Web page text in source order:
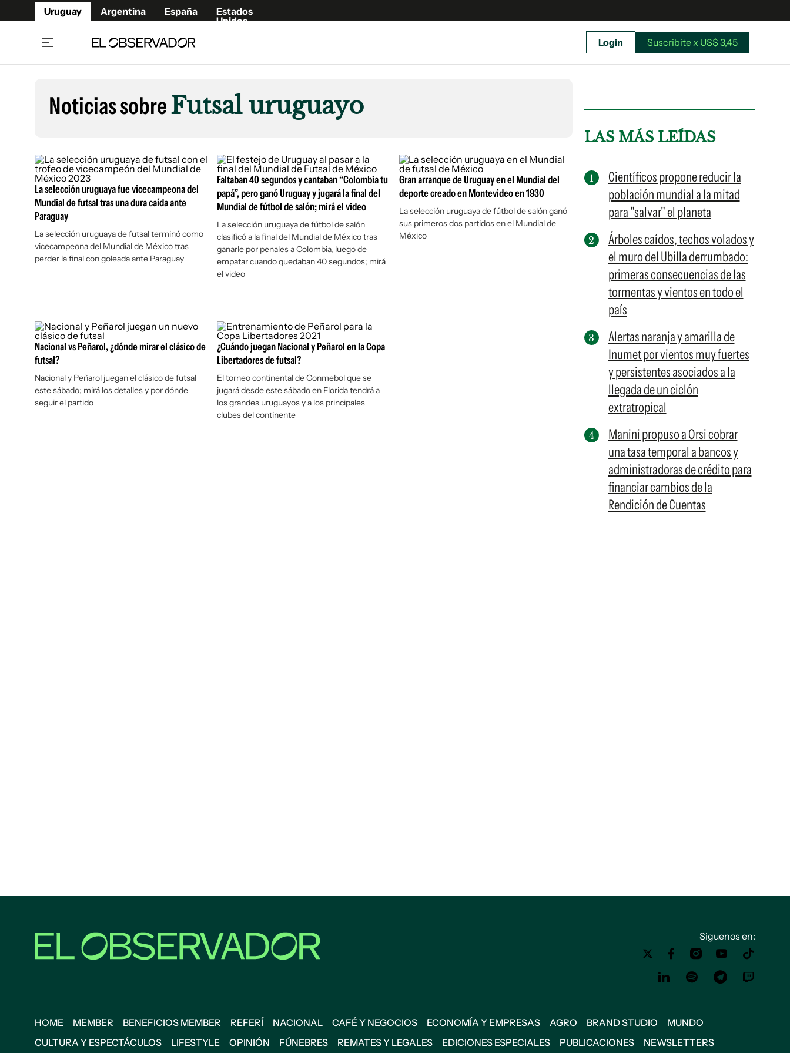
Uruguay Argentina España
Estados
Unidos
Beneficios Member
Café y Negocios
Economía y Empresas
Agro
Brand Studio
Mundo
Cultura y Espectáculos
Fúnebres
Publicaciones
Newsletters
Argentina
Estados Unidos
Suscribite x US$ 3,45
Login Suscribite x US$ 3,45
Noticias sobreFutsal uruguayo
La selección uruguaya fue vicecampeona del
Mundial de futsal tras una dura caída ante
Paraguay
La selección uruguaya de futsal terminó como
vicecampeona del Mundial de México tras
perder la final con goleada ante Paraguay
Faltaban 40 segundos y cantaban “Colombia tu
papá”, pero ganó Uruguay y jugará la final del
Mundial de fútbol de salón; mirá el video
La selección uruguaya de fútbol de salón
clasificó a la final del Mundial de México tras
ganarle por penales a Colombia, luego de
empatar cuando quedaban 40 segundos; mirá
el video
Gran arranque de Uruguay en el Mundial del
deporte creado en Montevideo en 1930
La selección uruguaya de fútbol de salón ganó
sus primeros dos partidos en el Mundial de
México
Nacional vs Peñarol, ¿dónde mirar el clásico de
futsal?
Nacional y Peñarol juegan el clásico de futsal
este sábado; mirá los detalles y por dónde
seguir el partido
¿Cuándo juegan Nacional y Peñarol en la Copa
Libertadores de futsal?
El torneo continental de Conmebol que se
jugará desde este sábado en Florida tendrá a
los grandes uruguayos y a los principales
clubes del continente
LAS MÁS LEÍDAS
Científicos propone reducir la
población mundial a la mitad
para "salvar" el planeta
Árboles caídos, techos volados y
el muro del Ubilla derrumbado:
primeras consecuencias de las
tormentas y vientos en todo el
país
Alertas naranja y amarilla de
Inumet por vientos muy fuertes
y persistentes asociados a la
llegada de un ciclón
extratropical
Manini propuso a Orsi cobrar
una tasa temporal a bancos y
administradoras de crédito para
financiar cambios de la
Rendición de Cuentas
Siguenos en:
HOME MEMBER BENEFICIOS MEMBER REFERÍ NACIONAL CAFÉ Y NEGOCIOS ECONOMÍA Y EMPRESAS AGRO BRAND STUDIO
MUNDO
CULTURA Y ESPECTÁCULOS
LIFESTYLE OPINIÓN FÚNEBRES REMATES Y LEGALES EDICIONES ESPECIALES PUBLICACIONES NEWSLETTERS